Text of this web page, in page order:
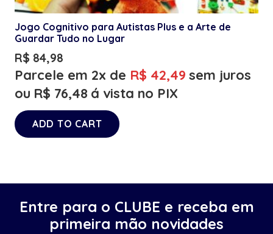
Jogo Cognitivo para Autistas Plus e a Arte de
Guardar Tudo no Lugar
R$ 84,98
Parcele em 2x de R$ 42,49 sem juros
ou R$ 76,48 á vista no PIX
ADD TO CART
Entre para o CLUBE e receba em
primeira mão novidades